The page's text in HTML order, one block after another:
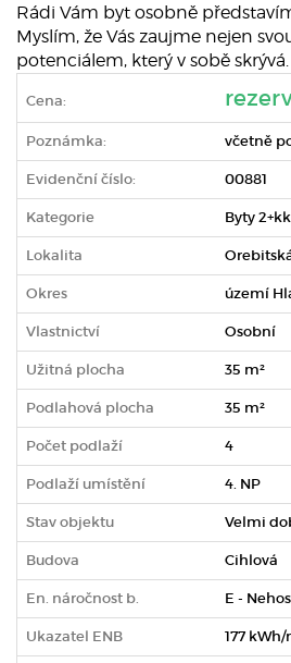
Rádi Vám byt osobně
Myslím, že Vás zaujme nejen
potenciálem, který v sobě skrývá.
Cena:
Poznámka: včetně
Evidenční číslo: 00881
Kategorie Byty 2+kk
Lokalita
Okres území
Vlastnictví Osobní
Užitná plocha 35 m²
Podlahová plocha 35 m²
Počet podlaží 4
Podlaží umístění 4. NP
Stav objektu Velmi
Budova Cihlová
En. náročnost b. E -
Ukazatel ENB 177